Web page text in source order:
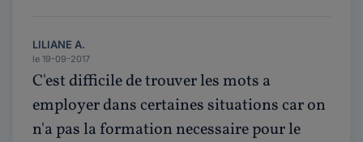
LILIANE A.
le 19-09-2017
C'est difficile de trouver les mots a
employer dans certaines situations car on
n'a pas la formation necessaire pour le